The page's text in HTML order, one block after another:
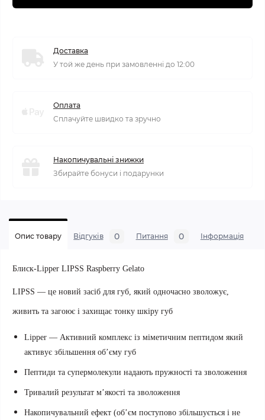
Доставка
У той же день при замовленні до 12:00
Оплата
Сплачуйте швидко та зручно
Накопичувальні знижки
Збирайте бонуси і подарунки
Опис товару Відгуків 0 Питання 0 Iнформація
Блиск-Lipper LIPSS Raspberry Gelato
LIPSS — це новий засіб для губ, який одночасно зволожує,
живить та загоює і захищає тонку шкіру губ
Lipper — Активний комплекс із міметичним пептидом який
активує збільшення об’єму губ
Пептиди та супермолекули надають пружності та зволоження
Тривалий результат м’якості та зволоження
Накопичувальний ефект (об’єм поступово збільшується і не